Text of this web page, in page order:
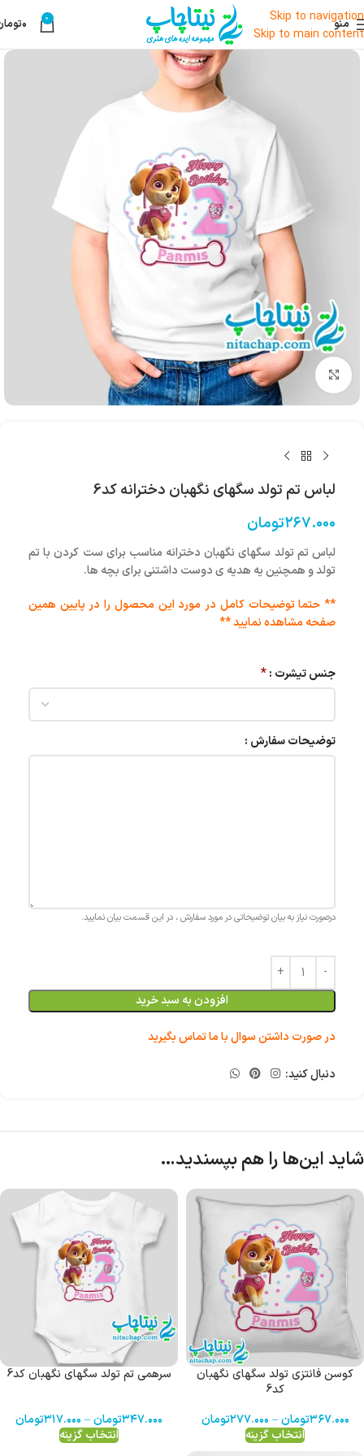
Skip to navigation
Skip to main content
منو 0 ۰
بزرگنمایی تصویر
لباس تم تولد سگهای نگهبان دخترانه کد6
۲۶۷.۰۰۰تومان
لباس تم تولد سگهای نگهبان دخترانه مناسب برای ست کردن با تم
تولد و همچنین یه هدیه ی دوست داشتنی برای بچه ها.
** حتما توضیحات کامل در مورد این محصول را در پایین همین
صفحه مشاهده نمایید **
جنس تیشرت :*
توضیحات سفارش :
درصورت نیاز به بیان توضیحاتی در مورد سفارش ، در این قسمت بیان نمایید.
افزودن به سبد خرید
در صورت داشتن سوال با ما تماس بگیرید
دنبال کنید:
شاید این‌ها را هم بپسندید…
کوسن فانتزی تولد سگهای نگهبان
کد6
۳۶۷.۰۰۰تومان – ۲۷۷.۰۰۰تومان
انتخاب گزینه
سرهمی تم تولد سگهای نگهبان کد6
۳۴۷.۰۰۰تومان–۳۱۷.۰۰۰تومان
انتخاب گزینه